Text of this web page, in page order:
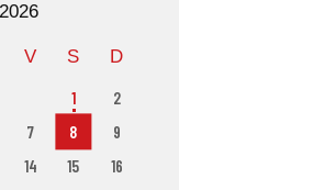
V S D
1
2
7 8
9
14 15
16